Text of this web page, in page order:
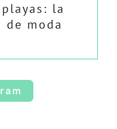
la
de moda